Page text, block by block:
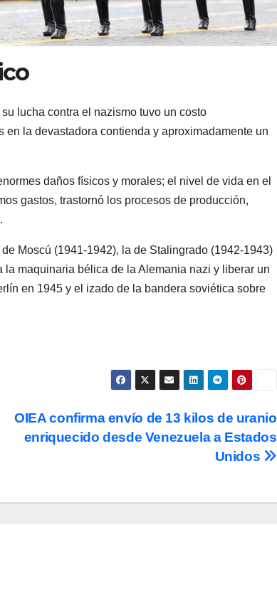
lucha contra el nazismo tuvo un costo
la devastadora contienda y aproximadamente un
daños físicos y morales; el nivel de vida en el
gastos, trastornó los procesos de producción,
Moscú (1941-1942), la de Stalingrado (1942-1943)
maquinaria bélica de la Alemania nazi y liberar un
en 1945 y el izado de la bandera soviética sobre
OIEA confirma envío de 13 kilos de uranio
enriquecido desde Venezuela a Estados
Unidos